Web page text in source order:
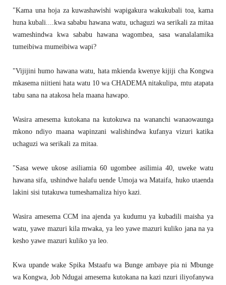
"Kama una hoja za kuwashawishi wapigakura wakukubali toa, kama
huna kubali....kwa sababu hawana watu, uchaguzi wa serikali za mitaa
wameshindwa kwa sababu hawana wagombea, sasa wanalalamika
tumeibiwa mumeibiwa wapi?
"Vijijini humo hawana watu, hata mkienda kwenye kijiji cha Kongwa
mkasema niitieni hata watu 10 wa CHADEMA nitakulipa, mtu atapata
tabu sana na atakosa hela maana hawapo.
Wasira amesema kutokana na kutokuwa na wananchi wanaowaunga
mkono ndiyo maana wapinzani walishindwa kufanya vizuri katika
uchaguzi wa serikali za mitaa.
"Sasa wewe ukose asiliamia 60 ugombee asilimia 40, uweke watu
hawana sifa, ushindwe halafu uende Umoja wa Mataifa, huko utaenda
lakini sisi tutakuwa tumeshamaliza hiyo kazi.
Wasira amesema CCM ina ajenda ya kudumu ya kubadili maisha ya
watu, yawe mazuri kila mwaka, ya leo yawe mazuri kuliko jana na ya
kesho yawe mazuri kuliko ya leo.
Kwa upande wake Spika Mstaafu wa Bunge ambaye pia ni Mbunge
wa Kongwa, Job Ndugai amesema kutokana na kazi nzuri iliyofanywa